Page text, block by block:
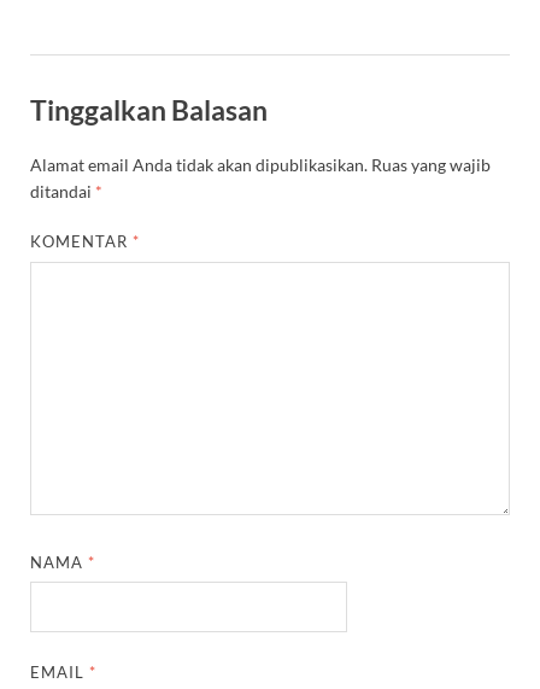
Tinggalkan Balasan
Alamat email Anda tidak akan dipublikasikan. Ruas yang wajib
ditandai *
KOMENTAR *
NAMA *
EMAIL *